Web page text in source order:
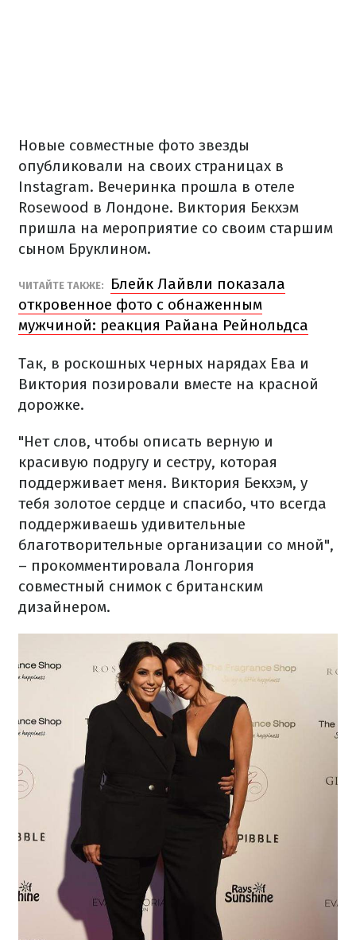
Новые совместные фото звезды
опубликовали на своих страницах в
Instagram. Вечеринка прошла в отеле
Rosewood в Лондоне. Виктория Бекхэм
пришла на мероприятие со своим старшим
сыном Бруклином.
ЧИТАЙТЕ ТАКЖЕ:
Блейк Лайвли показала
откровенное фото с обнаженным
мужчиной: реакция Райана Рейнольдса
Так, в роскошных черных нарядах Ева и
Виктория позировали вместе на красной
дорожке.
"Нет слов, чтобы описать верную и
красивую подругу и сестру, которая
поддерживает меня. Виктория Бекхэм, у
тебя золотое сердце и спасибо, что всегда
поддерживаешь удивительные
благотворительные организации со мной",
– прокомментировала Лонгория
совместный снимок с британским
дизайнером.